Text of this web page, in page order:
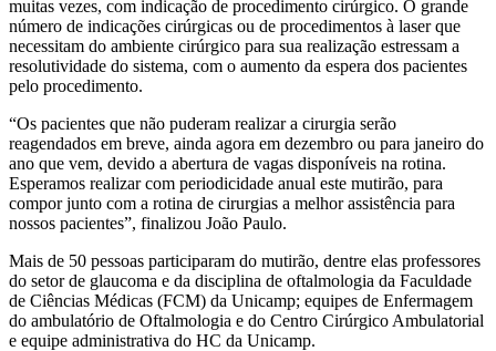
muitas vezes, com indicação de procedimento cirúrgico. O grande
número de indicações cirúrgicas ou de procedimentos à laser que
necessitam do ambiente cirúrgico para sua realização estressam a
resolutividade do sistema, com o aumento da espera dos pacientes
pelo procedimento.
“Os pacientes que não puderam realizar a cirurgia serão
reagendados em breve, ainda agora em dezembro ou para janeiro do
ano que vem, devido a abertura de vagas disponíveis na rotina.
Esperamos realizar com periodicidade anual este mutirão, para
compor junto com a rotina de cirurgias a melhor assistência para
nossos pacientes”, finalizou João Paulo.
Mais de 50 pessoas participaram do mutirão, dentre elas professores
do setor de glaucoma e da disciplina de oftalmologia da Faculdade
de Ciências Médicas (FCM) da Unicamp; equipes de Enfermagem
do ambulatório de Oftalmologia e do Centro Cirúrgico Ambulatorial
e equipe administrativa do HC da Unicamp.